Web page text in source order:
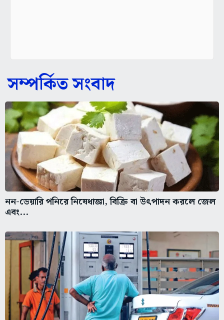
সম্পর্কিত সংবাদ
নন-ডেয়ারি পনিরে নিষেধাজ্ঞা, বিক্রি বা উৎপাদন করলে জেল
এবং...